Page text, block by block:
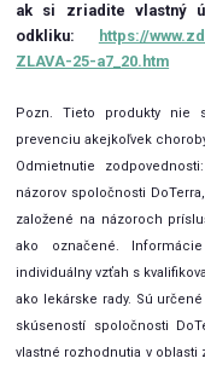
ak si zriadite vlastný
odkliku:
https://
ZLAVA-25-a7_20.htm
Pozn. Tieto produkty nie
prevenciu akejkoľvek
Odmietnutie
názorov spoločnosti
založené na názoroch
ako označené.
individuálny vzťah s
ako lekárske rady. Sú
skúseností spoločnosti
vlastné rozhodnutia v oblasti